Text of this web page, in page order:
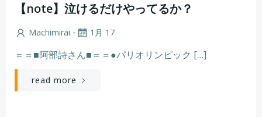
【note】泣けるだけやってるか？
Machimirai - 1月 17
＝＝■阿部詩さん■＝＝●パリオリンピック […]
read more